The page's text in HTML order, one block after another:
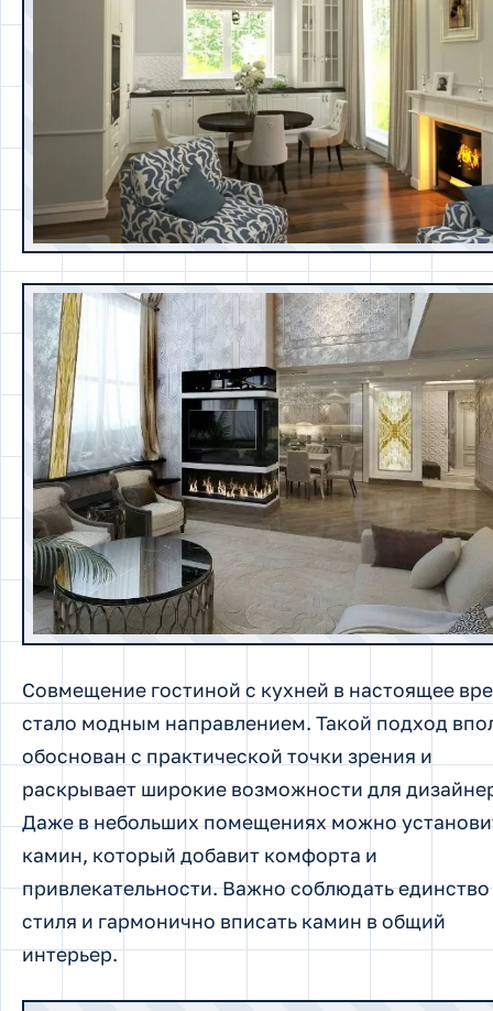
Совмещение гостиной с кухней в настоящее
стало модным направлением. Такой подход
обоснован с практической точки зрения и
раскрывает широкие возможности для
Даже в небольших помещениях можно
камин, который добавит комфорта и
привлекательности. Важно соблюдать единство
стиля и гармонично вписать камин в общий
интерьер.